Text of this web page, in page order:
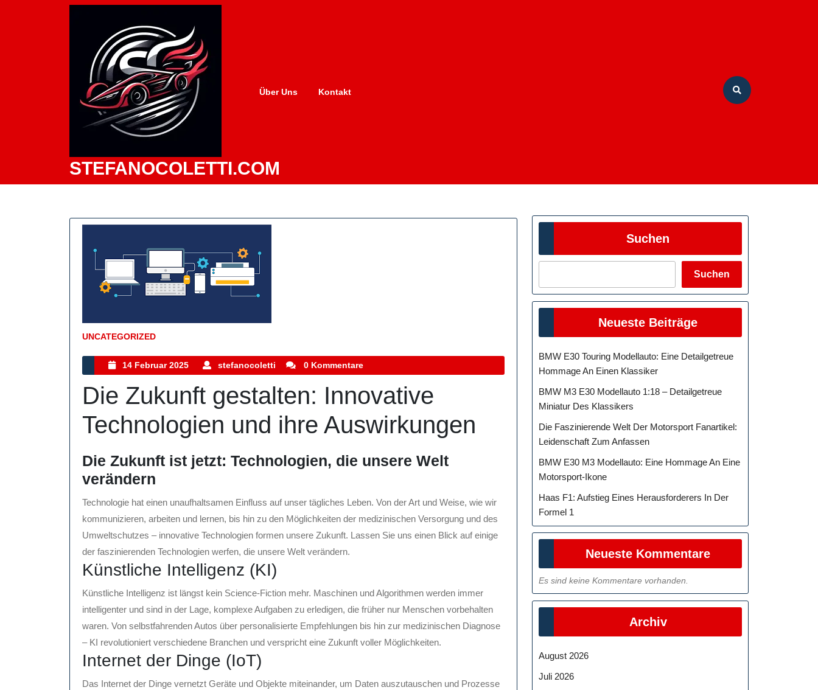
STEFANOCOLETTI.COM
Über Uns Kontakt
UNCATEGORIZED
Kategorie
14 Februar 2025
14
Februar
2025
stefanocoletti stefanocoletti
0 Kommentare
Die Zukunft gestalten: Innovative
Technologien und ihre Auswirkungen
Die Zukunft ist jetzt: Technologien, die unsere Welt
verändern
Technologie hat einen unaufhaltsamen Einfluss auf unser tägliches Leben. Von der Art und Weise, wie wir
kommunizieren, arbeiten und lernen, bis hin zu den Möglichkeiten der medizinischen Versorgung und des
Umweltschutzes – innovative Technologien formen unsere Zukunft. Lassen Sie uns einen Blick auf einige
der faszinierenden Technologien werfen, die unsere Welt verändern.
Künstliche Intelligenz (KI)
Künstliche Intelligenz ist längst kein Science-Fiction mehr. Maschinen und Algorithmen werden immer
intelligenter und sind in der Lage, komplexe Aufgaben zu erledigen, die früher nur Menschen vorbehalten
waren. Von selbstfahrenden Autos über personalisierte Empfehlungen bis hin zur medizinischen Diagnose
– KI revolutioniert verschiedene Branchen und verspricht eine Zukunft voller Möglichkeiten.
Internet der Dinge (IoT)
Das Internet der Dinge vernetzt Geräte und Objekte miteinander, um Daten auszutauschen und Prozesse
Suchen
Suchen
Neueste Beiträge
BMW E30 Touring Modellauto: Eine Detailgetreue
Hommage An Einen Klassiker
BMW M3 E30 Modellauto 1:18 – Detailgetreue
Miniatur Des Klassikers
Die Faszinierende Welt Der Motorsport Fanartikel:
Leidenschaft Zum Anfassen
BMW E30 M3 Modellauto: Eine Hommage An Eine
Motorsport-Ikone
Haas F1: Aufstieg Eines Herausforderers In Der
Formel 1
Neueste Kommentare
Es sind keine Kommentare vorhanden.
Archiv
August 2026
Juli 2026